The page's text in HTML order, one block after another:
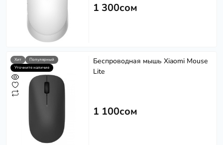
1 300сом
Хит
Популярный
Уточните наличие
Беспроводная мышь Xiaomi Mouse
Lite
1 100сом